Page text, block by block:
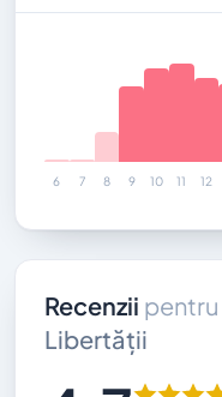
6 7 8 9 10 11 12
Recenzii pentru
Libertății